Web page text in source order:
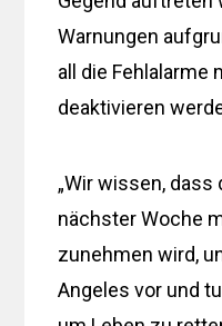
Warnungen
all die Fehlalarme
deaktivieren
„Wir wissen,
nächster Woche
zunehmen wird,
Angeles vor und